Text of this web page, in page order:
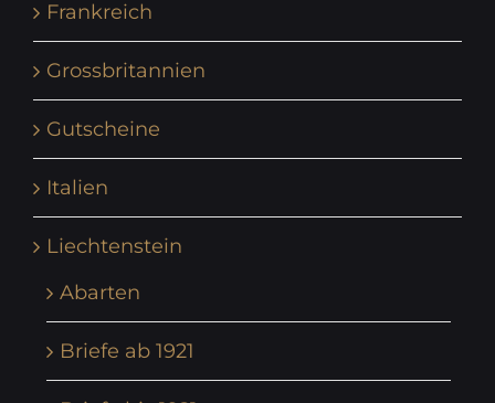
Frankreich
Grossbritannien
Gutscheine
Italien
Liechtenstein
Abarten
Briefe ab 1921